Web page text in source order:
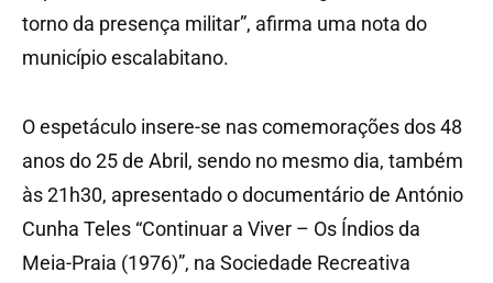
torno da presença militar”, afirma uma nota do
município escalabitano.
O espetáculo insere-se nas comemorações dos 48
anos do 25 de Abril, sendo no mesmo dia, também
às 21h30, apresentado o documentário de António
Cunha Teles “Continuar a Viver – Os Índios da
Meia-Praia (1976)”, na Sociedade Recreativa